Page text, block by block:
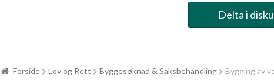
Delta i
Forside Lov og Rett Byggesøknad & Saksbehandling Bygging av